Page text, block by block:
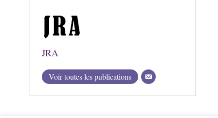
JRA
Voir toutes les publications